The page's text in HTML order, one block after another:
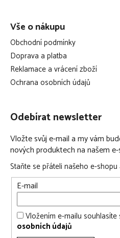
Vše o nákupu
Obchodní podmínky
Doprava a platba
Reklamace a vrácení zboží
Ochrana osobních údajů
Odebírat newsletter
Vložte svůj e-mail a my vám
nových produktech na našem
Staňte se přáteli našeho e-
E-mail
Vložením e-mailu souhlasíte
osobních údajů